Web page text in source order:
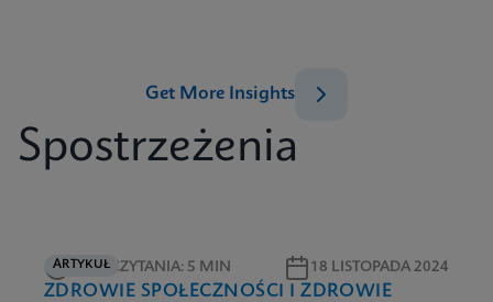
Spostrzeżenia
Get More Insights
ARTYKUŁ
CZAS CZYTANIA: 5 MIN 18 LISTOPADA 2024
ZDROWIE SPOŁECZNOŚCI I ZDROWIE